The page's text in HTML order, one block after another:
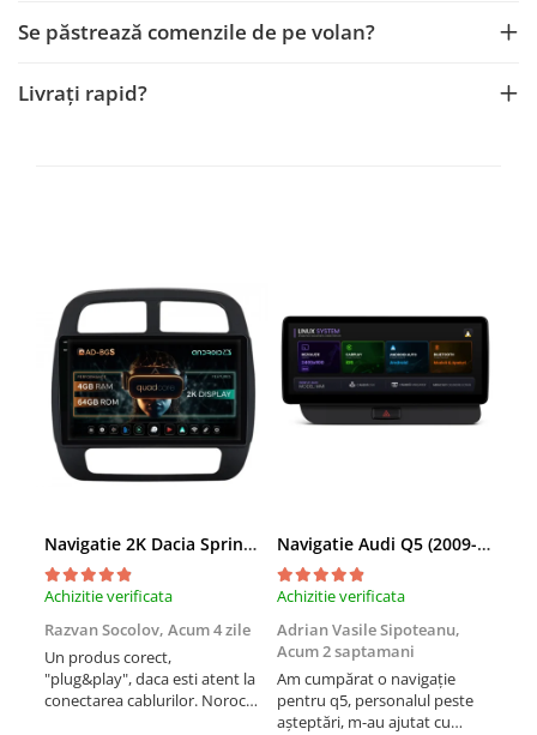
Se păstrează comenzile de pe volan?
Livrați rapid?
Navigatie 2K Dacia Spring (2021- Prezent), Android, S-Quadcore / 4GB RAM + 64GB ROM, 9.5 Inch - AD-BGS90042K+AD-BGRKIT366V4s
Achizitie verificata
Razvan Socolov, Acum 4 zile
Un produs corect,
"plug&play", daca esti atent la
conectarea cablurilor. Noroc
Navigatie Audi Q5 (2009-2017), Linux OS & OEM, MMI 3G, CarPlay & Android Auto Wireless, MirrorLink, Camera AHD, 12.3 Inch - AD-BGAALNXH+AD-BGRKITQ5002
Achizitie verificata
Adrian Vasile Sipoteanu,
Acum 2 saptamani
Am cumpărat o navigație
pentru q5, personalul peste
așteptări, m-au ajutat cu